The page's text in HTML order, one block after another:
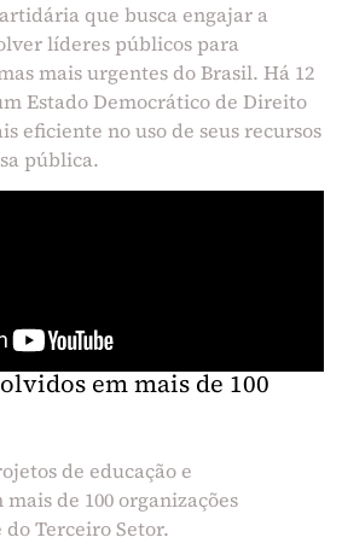
que busca engajar a
líderes públicos para
mais urgentes do Brasil. Há 12
Estado Democrático de Direito
eficiente no uso de seus recursos
pública.
em mais de 100
de educação e
de 100 organizações
Terceiro Setor.